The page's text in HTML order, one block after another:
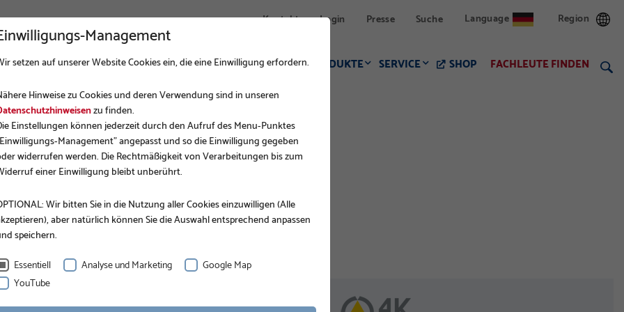
Kontakt Login Presse Suche Language Region
UNTERNEHMEN FUNDAMENTBAU ANWENDUNGEN PRODUKTE SERVICE SHOP FACHLEUTE FINDEN
Krinner-Schraubenfundamenten in Belgien. Diese
Management
setzen auf unserer Website Cookies ein, die eine Einwilligung erfordern.
Hinweise zu Cookies und deren Verwendung sind in unseren
zu finden.
Einstellungen können jederzeit durch den Aufruf des Menu-Punktes
Management" angepasst und so die Einwilligung gegeben
widerrufen werden. Die Rechtmäßigkeit von Verarbeitungen bis zum
einer Einwilligung bleibt unberührt.
Wir bitten Sie in die Nutzung aller Cookies einzuwilligen (Alle
aber natürlich können Sie die Auswahl entsprechend anpassen
speichern.
Essentiell
Analyse und Marketing
Google Map
YouTube